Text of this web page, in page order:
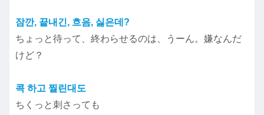
잠깐, 끝내긴, 흐음, 싫은데?
ちょっと待って、終わらせるのは、うーん。嫌なんだ
けど？
콕 하고 찔린대도
ちくっと刺さっても